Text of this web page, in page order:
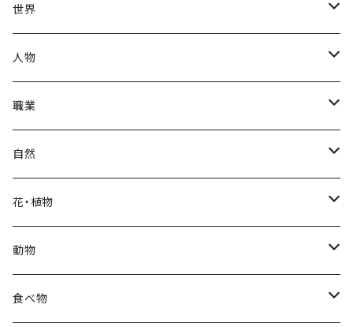
夏
秋
冬
出産・育児
母の日
中秋節
クリスマス
福袋
ブラックフライデー
ハロウィン
世界
ハワイアン
パリ
ロシアン
アフリカン
日本
ヨーロッパ
人物
赤ちゃん
女性
男性
子供
サンタクロース
職業
医者
自然
海
雲
星
花・植物
カーネーション
梅
動物
ネコ
食べ物